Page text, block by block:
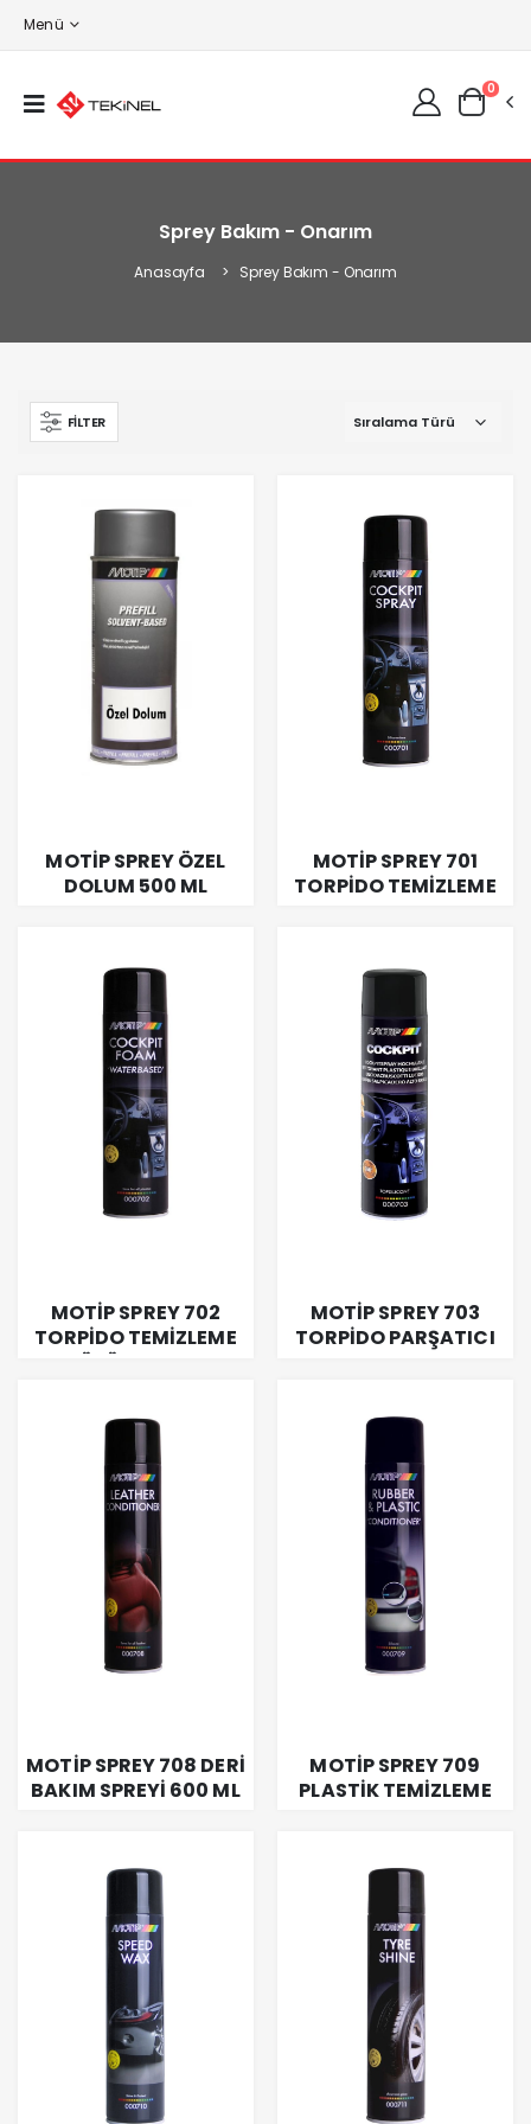
Menü
0
Sprey Bakım - Onarım
Anasayfa Sprey Bakım - Onarım
FILTER
MOTİP SPREY ÖZEL
DOLUM 500 ML
MOTİP SPREY 701
TORPİDO TEMİZLEME
MOTİP SPREY 702
TORPİDO TEMİZLEME
KÖPÜK 600 ML
MOTİP SPREY 703
TORPİDO PARŞATICI
MOTİP SPREY 708 DERİ
BAKIM SPREYİ 600 ML
MOTİP SPREY 709
PLASTİK TEMİZLEME